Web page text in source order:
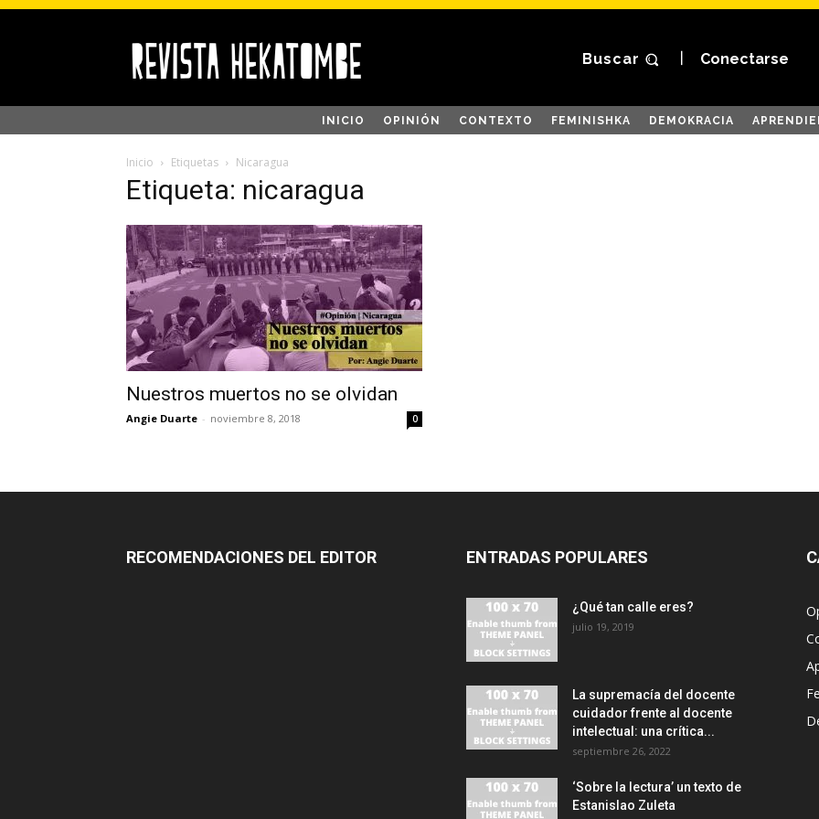
Buscar Conectarse
INICIO OPINIÓN CONTEXTO FEMINISHKA DEMOKRACIA
Inicio Etiquetas Nicaragua
Etiqueta: nicaragua
Nuestros muertos no se olvidan
Angie Duarte - noviembre 8, 2018 0
RECOMENDACIONES DEL EDITOR ENTRADAS POPULARES
¿Qué tan calle eres?
julio 19, 2019
La supremacía del docente
cuidador frente al docente
intelectual: una crítica...
septiembre 26, 2022
‘Sobre la lectura’ un texto de
Estanislao Zuleta